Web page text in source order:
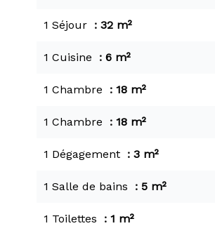
1 Séjour 32 m²
1 Cuisine 6 m²
1 Chambre 18 m²
1 Chambre 18 m²
1 Dégagement 3 m²
1 Salle de bains 5 m²
1 Toilettes 1 m²